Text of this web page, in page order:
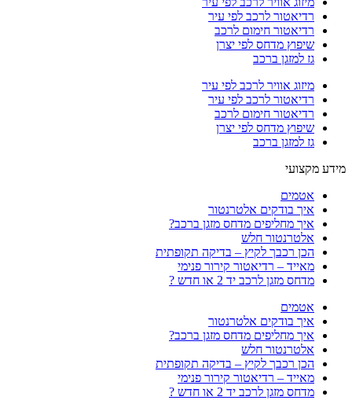
רדיאטור לרכב לפי עיר
רדיאטור חימום לרכב
שיפוץ מדחס לפי יצרן
גז למזגן ברכב
מיזוג אוויר לרכב לפי עיר
רדיאטור לרכב לפי עיר
רדיאטור חימום לרכב
שיפוץ מדחס לפי יצרן
גז למזגן ברכב
מידע מקצועי
אטמים
איך בודקים אלטרנטור
איך מחליפים מדחס מזגן ברכב?
אלטרנטור חלש
הכן רכבך לקיץ – בדיקה תקופתית
מאייד – רדיאטור קירור פנימי
מדחס מזגן לרכב יד 2 או חדש ?
אטמים
איך בודקים אלטרנטור
איך מחליפים מדחס מזגן ברכב?
אלטרנטור חלש
הכן רכבך לקיץ – בדיקה תקופתית
מאייד – רדיאטור קירור פנימי
מדחס מזגן לרכב יד 2 או חדש ?